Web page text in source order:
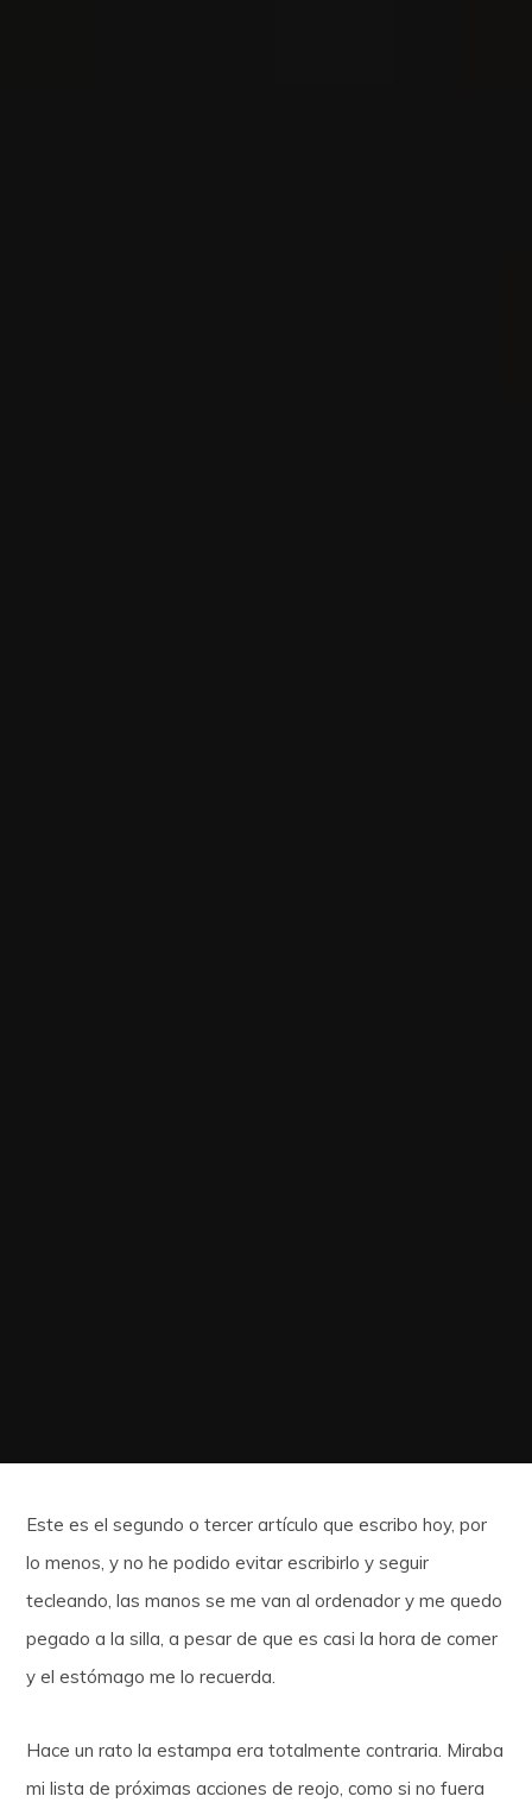
Este es el segundo o tercer artículo que escribo hoy, por
lo menos, y no he podido evitar escribirlo y seguir
tecleando, las manos se me van al ordenador y me quedo
pegado a la silla, a pesar de que es casi la hora de comer
y el estómago me lo recuerda.
Hace un rato la estampa era totalmente contraria. Miraba
mi lista de próximas acciones de reojo, como si no fuera